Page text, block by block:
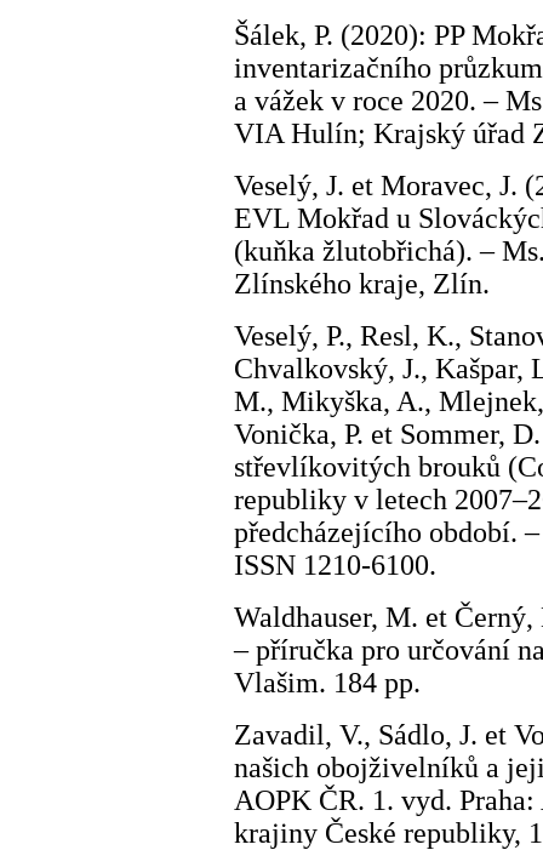
Šálek, P. (2020): PP
inventarizačního
a vážek v roce 2020. –
VIA Hulín; Krajský úřad
Veselý, J. et Moravec, J.
EVL Mokřad u
(kuňka žlutobřichá). –
Zlínského kraje, Zlín.
Veselý, P., Resl, K.,
Chvalkovský, J., Kašpar,
M., Mikyška, A.,
Vonička, P. et Sommer,
střevlíkovitých brouků
republiky v letech
předcházejícího období.
ISSN 1210-6100.
Waldhauser, M. et
– příručka pro určování
Vlašim. 184 pp.
Zavadil, V., Sádlo, J. et
našich obojživelníků a
AOPK ČR. 1. vyd.
krajiny České republiky,